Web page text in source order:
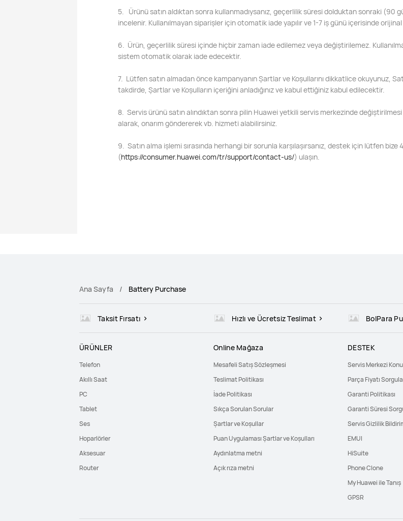
5. Ürünü satın aldıktan sonra kullanmadıysanız, geçerlilik süresi dolduktan sonraki (90
incelenir. Kullanılmayan siparişler için otomatik iade yapılır ve 1-7 iş günü içerisinde
6. Ürün, geçerlilik süresi içinde hiçbir zaman iade edilemez veya değiştirilemez.
sistem otomatik olarak iade edecektir.
7. Lütfen satın almadan önce kampanyanın Şartlar ve Koşullarını dikkatlice okuyunuz,
takdirde, Şartlar ve Koşulların içeriğini anladığınız ve kabul ettiğiniz kabul edilecektir.
8. Servis ürünü satın alındıktan sonra pilin Huawei yetkili servis merkezinde
alarak, onarım göndererek vb. hizmeti alabilirsiniz.
9. Satın alma işlemi sırasında herhangi bir sorunla karşılaşırsanız, destek için lütfen
(https://consumer.huawei.com/tr/support/contact-us/) ulaşın.
Ana Sayfa Battery Purchase
Taksit Fırsatı Hızlı ve Ücretsiz Teslimat BolPara
ÜRÜNLER
Telefon
Akıllı Saat
PC
Tablet
Ses
Hoparlörler
Aksesuar
Router
Online Mağaza
Mesafeli Satış Sözleşmesi
Teslimat Politikası
İade Politikası
Sıkça Sorulan Sorular
Şartlar ve Koşullar
Puan Uygulaması Şartlar ve Koşulları
Aydınlatma metni
Açık rıza metni
DESTEK
Servis Merkezi
Parça Fiyatı
Garanti Politikası
Garanti Süresi
Servis Gizlilik
EMUI
HiSuite
Phone Clone
My Huawei ile Tanış
GPSR